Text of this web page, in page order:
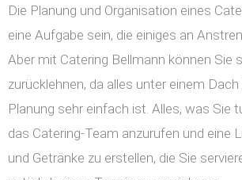
Die Planung und Organisation eines
eine Aufgabe sein, die einiges an
Aber mit Catering Bellmann können Sie
zurücklehnen, da alles unter einem Dach
Planung sehr einfach ist. Alles, was Sie
das Catering-Team anzurufen und eine
und Getränke zu erstellen, die Sie